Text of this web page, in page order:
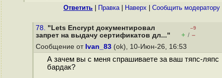
Ответить Правка| Наверх Cообщить модератору
78. "Lets Encrypt документировал
запрет на выдачу сертификатов дл..."
–9
+ / –
Сообщение от Ivan_83 (ok), 10-Июн-26, 16:53
А зачем вы с меня спрашиваете за ваш тяпс-ляпс
бардак?